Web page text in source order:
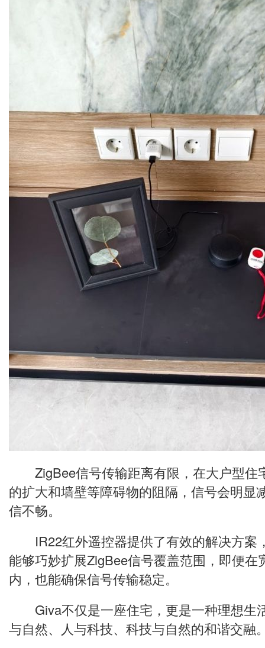
ZigBee信号传输距离有限，在大户型住
的扩大和墙壁等障碍物的阻隔，信号会明显
信不畅。
IR22红外遥控器提供了有效的解决方案
能够巧妙扩展ZigBee信号覆盖范围，即便在
内，也能确保信号传输稳定。
Giva不仅是一座住宅，更是一种理想生
与自然、人与科技、科技与自然的和谐交融